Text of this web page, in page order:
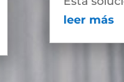
leer más